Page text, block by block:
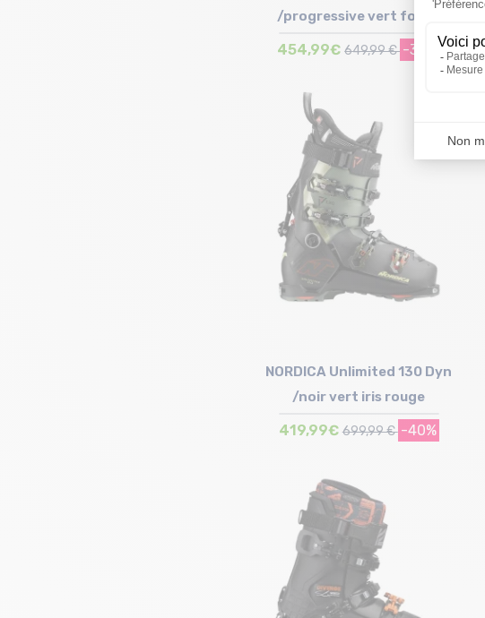
Taille en stock
27 cm | 29 cm
/progressive vert foncé
454,99€ 649,99 € -30%
Taille en stock
28/28.5 cm | 29/29.5 cm
NORDICA Unlimited 130 Dyn
/noir vert iris rouge
419,99€ 699,99 € -40%